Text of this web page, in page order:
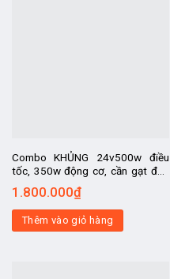
Combo KHỦNG 24v500w điều
tốc, 350w động cơ, cần gạt đảo
chiều khủng, chân ga, khóa điện,
báo điện, chế ô tô điện trẻ em.
1.800.000₫
Thêm vào giỏ hàng